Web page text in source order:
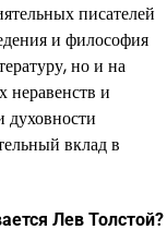
писателей
и философия
но и на
неравенств и
духовности
вклад в
Лев Толстой?